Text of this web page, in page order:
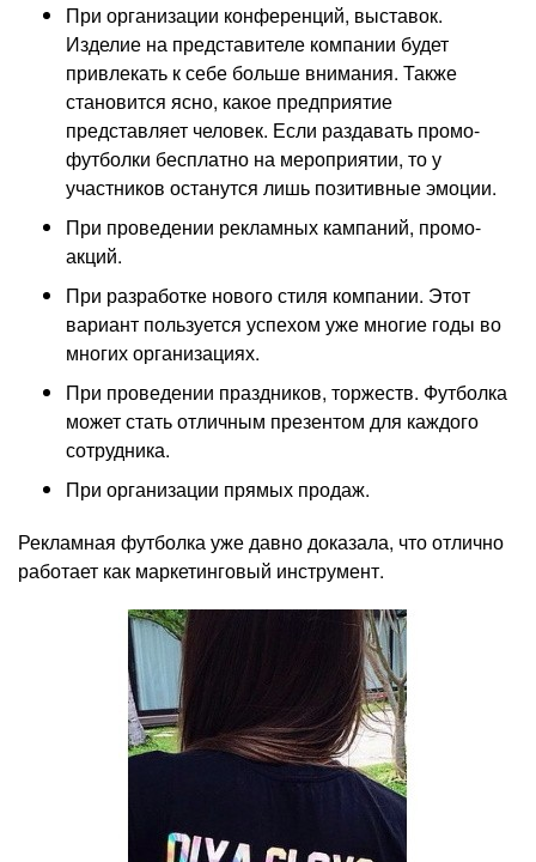
При организации конференций, выставок.
Изделие на представителе компании будет
привлекать к себе больше внимания. Также
становится ясно, какое предприятие
представляет человек. Если раздавать промо-
футболки бесплатно на мероприятии, то у
участников останутся лишь позитивные эмоции.
При проведении рекламных кампаний, промо-
акций.
При разработке нового стиля компании. Этот
вариант пользуется успехом уже многие годы во
многих организациях.
При проведении праздников, торжеств. Футболка
может стать отличным презентом для каждого
сотрудника.
При организации прямых продаж.
Рекламная футболка уже давно доказала, что отлично
работает как маркетинговый инструмент.